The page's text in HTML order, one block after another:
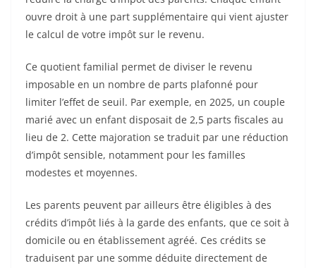
ouvre droit à une part supplémentaire qui vient ajuster
le calcul de votre impôt sur le revenu.
Ce quotient familial permet de diviser le revenu
imposable en un nombre de parts plafonné pour
limiter l’effet de seuil. Par exemple, en 2025, un couple
marié avec un enfant disposait de 2,5 parts fiscales au
lieu de 2. Cette majoration se traduit par une réduction
d’impôt sensible, notamment pour les familles
modestes et moyennes.
Les parents peuvent par ailleurs être éligibles à des
crédits d’impôt liés à la garde des enfants, que ce soit à
domicile ou en établissement agréé. Ces crédits se
traduisent par une somme déduite directement de